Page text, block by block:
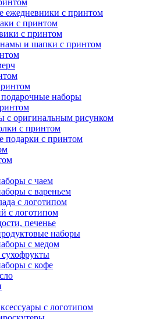
ежедневники с принтом
с принтом
с принтом
и шапки с принтом
подарочные наборы
с оригинальным рисунком
с принтом
подарки с принтом
с чаем
с вареньем
с логотипом
с логотипом
печенье
наборы
с медом
с кофе
с логотипом